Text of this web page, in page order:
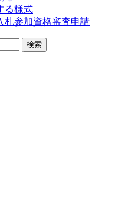
る様式
札参加資格審査申請